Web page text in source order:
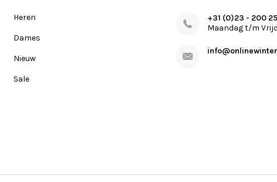
Heren
Dames
Nieuw
Sale
+31 (0)23 - 200
Maandag t/m